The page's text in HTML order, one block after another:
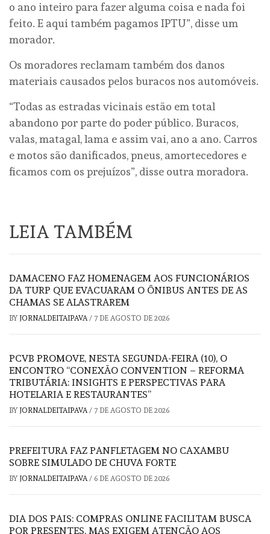
o ano inteiro para fazer alguma coisa e nada foi
feito. E aqui também pagamos IPTU”, disse um
morador.
Os moradores reclamam também dos danos
materiais causados pelos buracos nos automóveis.
“Todas as estradas vicinais estão em total
abandono por parte do poder público. Buracos,
valas, matagal, lama e assim vai, ano a ano. Carros
e motos são danificados, pneus, amortecedores e
ficamos com os prejuízos”, disse outra moradora.
LEIA TAMBÉM
DAMACENO FAZ HOMENAGEM AOS FUNCIONÁRIOS
DA TURP QUE EVACUARAM O ÔNIBUS ANTES DE AS
CHAMAS SE ALASTRAREM
BY JORNALDEITAIPAVA/ 7 DE AGOSTO DE 2026
PCVB PROMOVE, NESTA SEGUNDA-FEIRA (10), O
ENCONTRO “CONEXÃO CONVENTION – REFORMA
TRIBUTÁRIA: INSIGHTS E PERSPECTIVAS PARA
HOTELARIA E RESTAURANTES”
BY JORNALDEITAIPAVA/ 7 DE AGOSTO DE 2026
PREFEITURA FAZ PANFLETAGEM NO CAXAMBU
SOBRE SIMULADO DE CHUVA FORTE
BY JORNALDEITAIPAVA/ 6 DE AGOSTO DE 2026
DIA DOS PAIS: COMPRAS ONLINE FACILITAM BUSCA
POR PRESENTES, MAS EXIGEM ATENÇÃO AOS